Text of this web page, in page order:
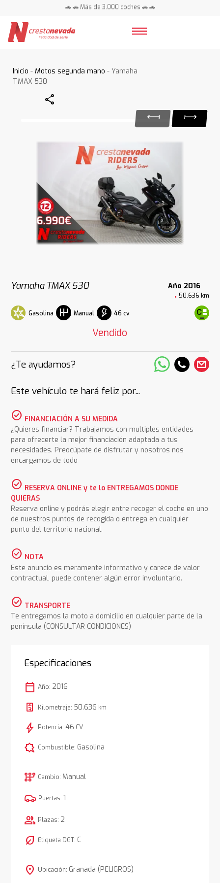
🚗 🚗 Más de 3.000 coches 🚗 🚗
Inicio -Motos segunda mano - Yamaha
TMAX 530
Share
Yamaha TMAX 530 Año 2016
50.636 km
Gasolina Manual 46 cv
Vendido
¿Te ayudamos?
Este vehículo te hará feliz por...
check_circle FINANCIACIÓN A SU MEDIDA
¿Quieres financiar? Trabajamos con multiples entidades
para ofrecerte la mejor financiación adaptada a tus
necesidades. Preocúpate de disfrutar y nosotros nos
encargamos de todo
check_circle RESERVA ONLINE y te lo ENTREGAMOS DONDE
QUIERAS
Reserva online y podrás elegir entre recoger el coche en uno
de nuestros puntos de recogida o entrega en cualquier
punto del territorio nacional.
check_circle NOTA
Este anuncio es meramente informativo y carece de valor
contractual, puede contener algún error involuntario.
check_circle TRANSPORTE
Te entregamos la moto a domicilio en cualquier parte de la
península (CONSULTAR CONDICIONES)
Especificaciones
calendar_today Año: 2016
Kilometraje: 50.636 km
bolt Potencia: 46 CV
comic_bubble Combustible: Gasolina
auto_transmission Cambio: Manual
Puertas: 1
group Plazas: 2
nest_eco_leaf Etiqueta DGT: C
location_on Ubicación: Granada (PELIGROS)